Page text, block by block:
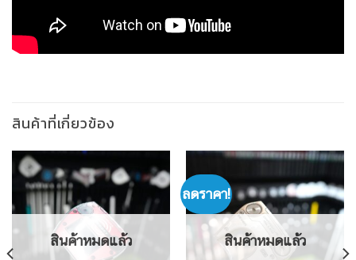
สินค้าที่เกี่ยวข้อง
สินค้าหมดแล้ว
ลดราคา!
สินค้าหมดแล้ว